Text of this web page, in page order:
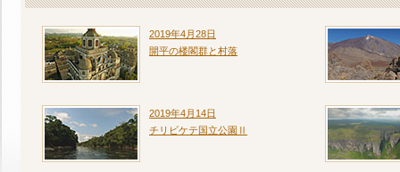
2019年4月28日
開平の楼閣群と村落
2019年4月14日
チリビケテ国立公園Ⅱ